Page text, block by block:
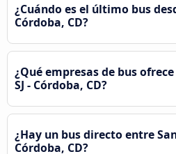
¿Cuándo es el último bus
Córdoba, CD?
¿Qué empresas de bus
SJ - Córdoba, CD?
¿Hay un bus directo entre San
Córdoba, CD?